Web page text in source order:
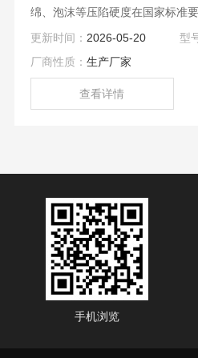
绵、泡沫等压陷硬度在国家标准
它试验条件下对标准尺寸的海绵
性、凹入硬度检验以及压缩应力的
更新时间： 2026-05-20 型
厂商性质： 生产厂家
查看详情
手机浏览